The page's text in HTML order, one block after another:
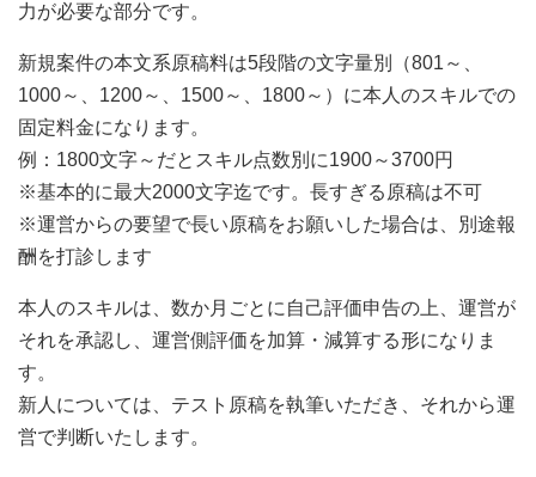
力が必要な部分です。
新規案件の本文系原稿料は5段階の文字量別（801～、
1000～、1200～、1500～、1800～）に本人のスキルでの
固定料金になります。
例：1800文字～だとスキル点数別に1900～3700円
※基本的に最大2000文字迄です。長すぎる原稿は不可
※運営からの要望で長い原稿をお願いした場合は、別途報
酬を打診します
本人のスキルは、数か月ごとに自己評価申告の上、運営が
それを承認し、運営側評価を加算・減算する形になりま
す。
新人については、テスト原稿を執筆いただき、それから運
営で判断いたします。